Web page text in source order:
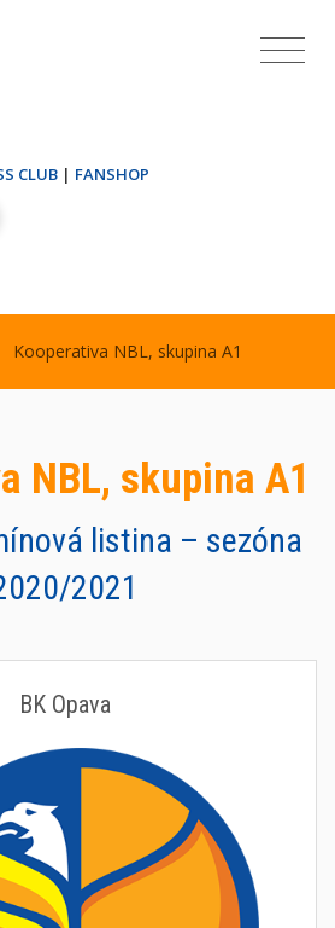
CLUB | FANSHOP
Kooperativa NBL, skupina A1
NBL, skupina A1
listina – sezóna
2021
BK Opava